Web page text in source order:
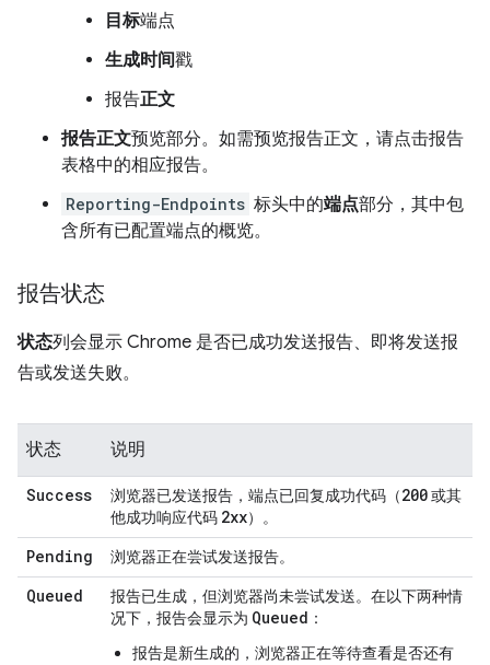
目标端点
生成时间戳
报告正文
报告正文预览部分。如需预览报告正文，请点击报告
表格中的相应报告。
Reporting-Endpoints 标头中的端点部分，其中包
含所有已配置端点的概览。
报告状态
状态列会显示 Chrome 是否已成功发送报告、即将发送报
告或发送失败。
状态 说明
Success 浏览器已发送报告，端点已回复成功代码（200或其
他成功响应代码 2xx）。
Pending 浏览器正在尝试发送报告。
Queued
报告已生成，但浏览器尚未尝试发送。在以下两种情
况下，报告会显示为 Queued ：
报告是新生成的，浏览器正在等待查看是否还有